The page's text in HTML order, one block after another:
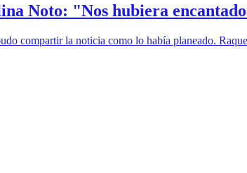
Noto: "Nos hubiera
compartir la noticia como lo había planeado.